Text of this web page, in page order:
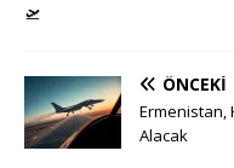
🛫
ÖNCEKI
Ermenistan,
Alacak